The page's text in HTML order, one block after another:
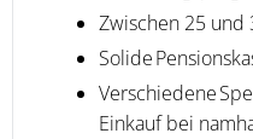
Zwischen 25 und
Solide
Verschiedene
Einkauf bei